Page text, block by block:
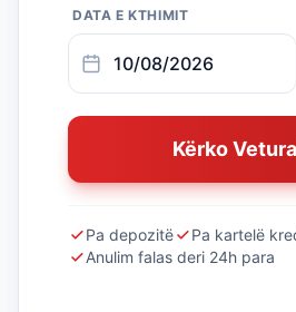
DATA E KTHIMIT
Kërko
Pa depozitë
Pa kartelë
Anulim falas deri 24h para